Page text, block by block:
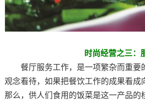
时尚经营之三：
餐厅服务工作，是一项繁杂而重要
观念看待，如果把餐饮工作的成果看成
那么，供人们食用的饭菜是这一产品的